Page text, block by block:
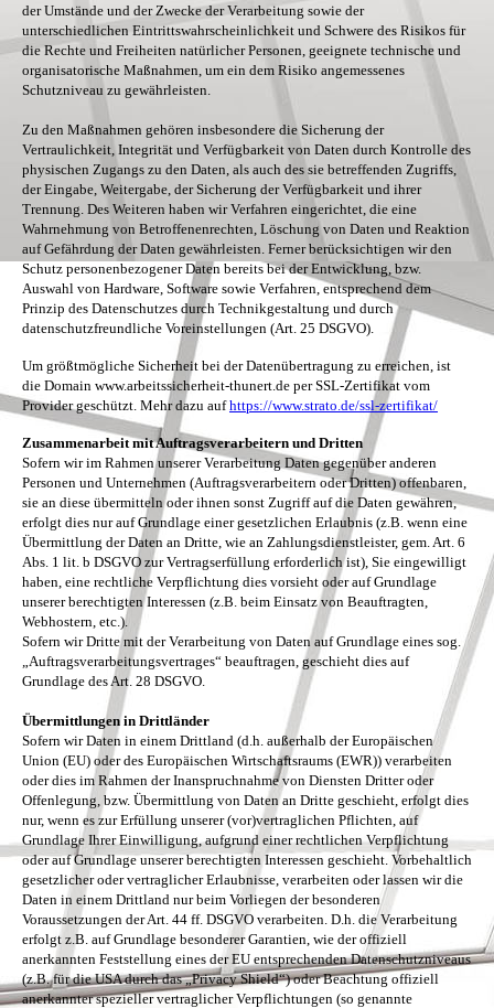
der Umstände und der Zwecke der Verarbeitung sowie der
unterschiedlichen Eintrittswahrscheinlichkeit und Schwere des Risikos für
die Rechte und Freiheiten natürlicher Personen, geeignete technische und
organisatorische Maßnahmen, um ein dem Risiko angemessenes
Schutzniveau zu gewährleisten.
Zu den Maßnahmen gehören insbesondere die Sicherung der
Vertraulichkeit, Integrität und Verfügbarkeit von Daten durch Kontrolle des
physischen Zugangs zu den Daten, als auch des sie betreffenden Zugriffs,
der Eingabe, Weitergabe, der Sicherung der Verfügbarkeit und ihrer
Trennung. Des Weiteren haben wir Verfahren eingerichtet, die eine
Wahrnehmung von Betroffenenrechten, Löschung von Daten und Reaktion
auf Gefährdung der Daten gewährleisten. Ferner berücksichtigen wir den
Schutz personenbezogener Daten bereits bei der Entwicklung, bzw.
Auswahl von Hardware, Software sowie Verfahren, entsprechend dem
Prinzip des Datenschutzes durch Technikgestaltung und durch
datenschutzfreundliche Voreinstellungen (Art. 25 DSGVO).
Um größtmögliche Sicherheit bei der Datenübertragung zu erreichen, ist
die Domain www.arbeitssicherheit-thunert.de per SSL-Zertifikat vom
Provider geschützt. Mehr dazu aufhttps://www.strato.de/ssl-zertifikat/
Zusammenarbeit mit Auftragsverarbeitern und Dritten
Sofern wir im Rahmen unserer Verarbeitung Daten gegenüber anderen
Personen und Unternehmen (Auftragsverarbeitern oder Dritten) offenbaren,
sie an diese übermitteln oder ihnen sonst Zugriff auf die Daten gewähren,
erfolgt dies nur auf Grundlage einer gesetzlichen Erlaubnis (z.B. wenn eine
Übermittlung der Daten an Dritte, wie an Zahlungsdienstleister, gem. Art. 6
Abs. 1 lit. b DSGVO zur Vertragserfüllung erforderlich ist), Sie eingewilligt
haben, eine rechtliche Verpflichtung dies vorsieht oder auf Grundlage
unserer berechtigten Interessen (z.B. beim Einsatz von Beauftragten,
Webhostern, etc.).
Sofern wir Dritte mit der Verarbeitung von Daten auf Grundlage eines sog.
„Auftragsverarbeitungsvertrages“ beauftragen, geschieht dies auf
Grundlage des Art. 28 DSGVO.
Übermittlungen in Drittländer
Sofern wir Daten in einem Drittland (d.h. außerhalb der Europäischen
Union (EU) oder des Europäischen Wirtschaftsraums (EWR)) verarbeiten
oder dies im Rahmen der Inanspruchnahme von Diensten Dritter oder
Offenlegung, bzw. Übermittlung von Daten an Dritte geschieht, erfolgt dies
nur, wenn es zur Erfüllung unserer (vor)vertraglichen Pflichten, auf
Grundlage Ihrer Einwilligung, aufgrund einer rechtlichen Verpflichtung
oder auf Grundlage unserer berechtigten Interessen geschieht. Vorbehaltlich
gesetzlicher oder vertraglicher Erlaubnisse, verarbeiten oder lassen wir die
Daten in einem Drittland nur beim Vorliegen der besonderen
Voraussetzungen der Art. 44 ff. DSGVO verarbeiten. D.h. die Verarbeitung
erfolgt z.B. auf Grundlage besonderer Garantien, wie der offiziell
anerkannten Feststellung eines der EU entsprechenden Datenschutzniveaus
(z.B. für die USA durch das „Privacy Shield“) oder Beachtung offiziell
anerkannter spezieller vertraglicher Verpflichtungen (so genannte